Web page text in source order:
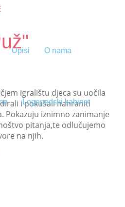
Upisi O nama
Logopedski kabinet
igralištu djeca su uočila
i pokušali nahraniti
Pokazuju iznimno zanimanje
pitanja,te odlučujemo
na njih.